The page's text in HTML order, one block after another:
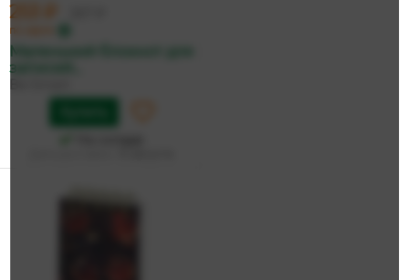
253 ₽
по карте
Маленький блокнот для
записей...